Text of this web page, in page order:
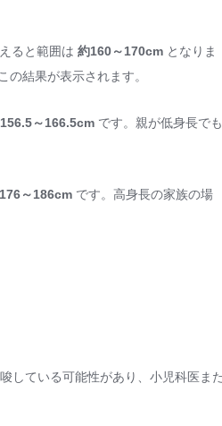
ると範囲は 約160～170cm となりま
結果が表示されます。
～166.5cm です。親が低身長でも
～186cm です。高身長の家族の場
している可能性があり、小児科医また